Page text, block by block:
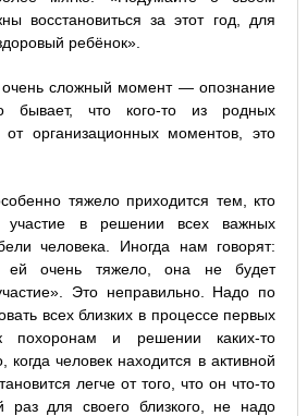
восстановиться за этот год, для
ребёнок».
очень сложный момент — опознание
бывает, что кого-то из родных
от организационных моментов, это
тяжело приходится тем, кто
участие в решении всех важных
человека. Иногда нам говорят:
очень тяжело, она не будет
Это неправильно. Надо по
всех близких в процессе первых
похоронам и решении каких-то
когда человек находится в активной
легче от того, что он что-то
раз для своего близкого, не надо